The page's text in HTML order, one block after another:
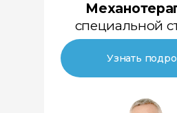
специальной
Узнать